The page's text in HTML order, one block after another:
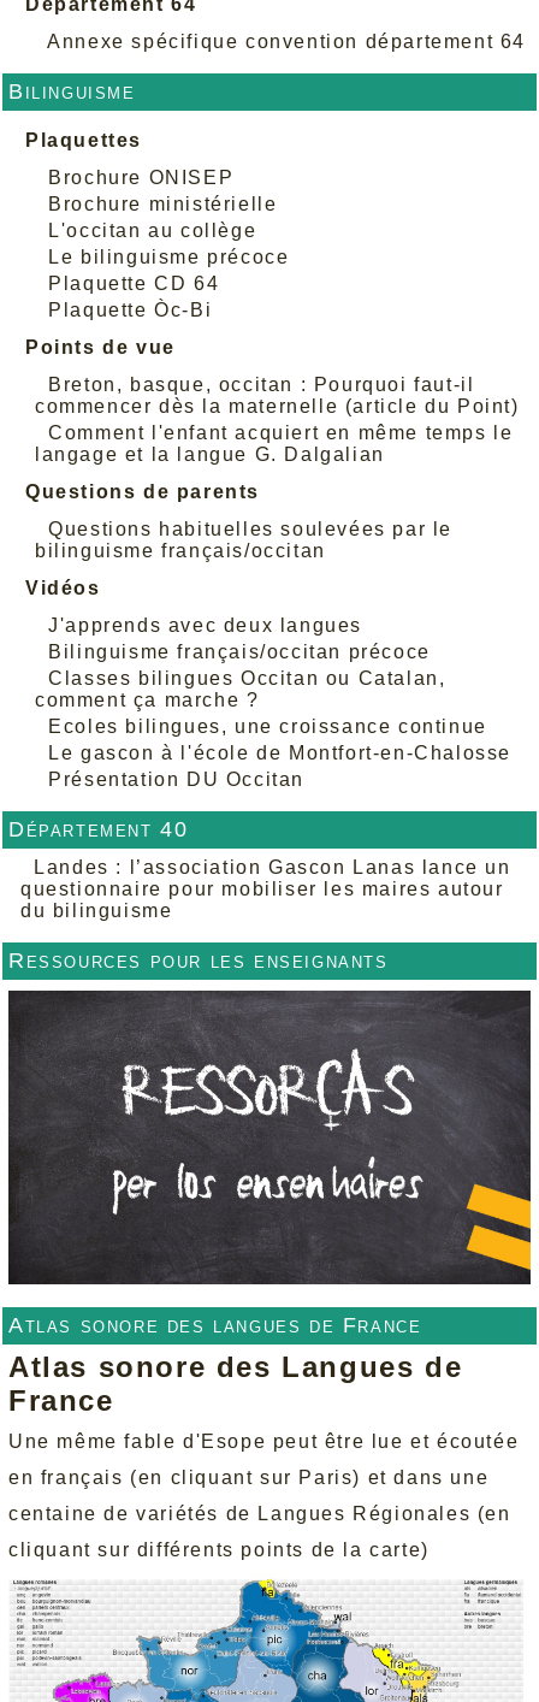
Annexe spécifique convention département 64
Bilinguisme
Plaquettes
Brochure ONISEP
Brochure ministérielle
L'occitan au collège
Le bilinguisme précoce
Plaquette CD 64
Plaquette Òc-Bi
Points de vue
Breton, basque, occitan : Pourquoi faut-il
commencer dès la maternelle (article du Point)
Comment l'enfant acquiert en même temps le
langage et la langue G. Dalgalian
Questions de parents
Questions habituelles soulevées par le
bilinguisme français/occitan
Vidéos
J'apprends avec deux langues
Bilinguisme français/occitan précoce
Classes bilingues Occitan ou Catalan,
comment ça marche ?
Ecoles bilingues, une croissance continue
Le gascon à l'école de Montfort-en-Chalosse
Présentation DU Occitan
Département 40
Landes : l’association Gascon Lanas lance un
questionnaire pour mobiliser les maires autour
du bilinguisme
Ressources pour les enseignants
Atlas sonore des langues de France
Atlas sonore des Langues de
France
Une même fable d'Esope peut être lue et écoutée
en français (en cliquant sur Paris) et dans une
centaine de variétés de Langues Régionales (en
cliquant sur différents points de la carte)